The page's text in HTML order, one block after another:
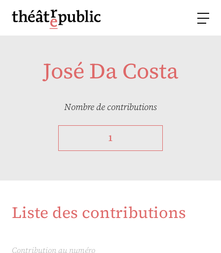
José Da Costa
Nombre de contributions
1
Liste des contributions
Contribution au numéro